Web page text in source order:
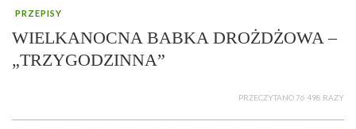
PRZEPISY
WIELKANOCNA BABKA DROŻDŻOWA –
„TRZYGODZINNA”
PRZECZYTANO 76 498 RAZY